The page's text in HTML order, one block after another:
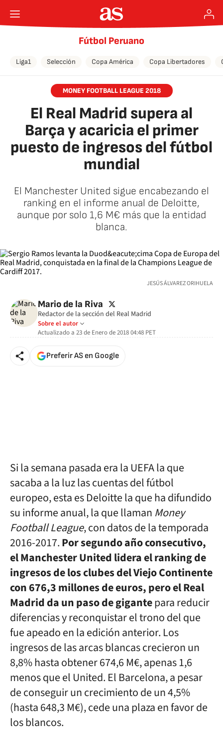
Fútbol Peruano
Liga1 Selección Copa América Copa Libertadores
MONEY FOOTBALL LEAGUE 2018
El Real Madrid supera al
Barça y acaricia el primer
puesto de ingresos del fútbol
mundial
El Manchester United sigue encabezando el
ranking en el informe anual de Deloitte,
aunque por solo 1,6 M€ más que la entidad
blanca.
JESÚS ÁLVAREZ ORIHUELA
Mario de la Riva twitter
Redactor de la sección del Real Madrid
Sobre el autor
Actualizado a 23 de Enero de 2018 04:48 PET
Preferir AS en Google
Si la semana pasada era la UEFA la que
sacaba a la luz las cuentas del fútbol
europeo, esta es Deloitte la que ha difundido
su informe anual, la que llaman Money
Football League, con datos de la temporada
2016-2017.Por segundo año consecutivo,
el Manchester United lidera el ranking de
ingresos de los clubes del Viejo Continente
con 676,3 millones de euros, pero el Real
Madrid da un paso de gigantepara reducir
diferencias y reconquistar el trono del que
fue apeado en la edición anterior. Los
ingresos de las arcas blancas crecieron un
8,8% hasta obtener 674,6 M€, apenas 1,6
menos que el United. El Barcelona, a pesar
de conseguir un crecimiento de un 4,5%
(hasta 648,3 M€), cede una plaza en favor de
los blancos.